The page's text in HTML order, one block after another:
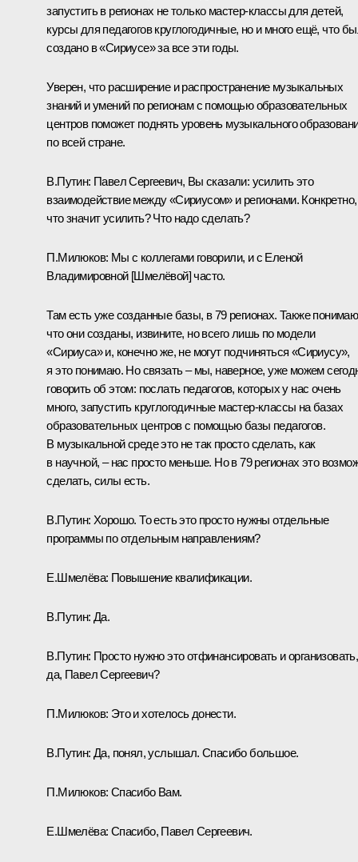
запустить в регионах не только мастер-классы для детей,
курсы для педагогов круглогодичные, но и много ещё, что
создано в «Сириусе» за все эти годы.
Уверен, что расширение и распространение музыкальных
знаний и умений по регионам с помощью образовательных
центров поможет поднять уровень музыкального
по всей стране.
В.Путин: Павел Сергеевич, Вы сказали: усилить это
взаимодействие между «Сириусом» и регионами. Конкретно,
что значит усилить? Что надо сделать?
П.Милюков: Мы с коллегами говорили, и с Еленой
Владимировной [Шмелёвой] часто.
Там есть уже созданные базы, в 79 регионах. Также
что они созданы, извините, но всего лишь по модели
«Сириуса» и, конечно же, не могут подчиняться «Сириусу»,
я это понимаю. Но связать – мы, наверное, уже можем
говорить об этом: послать педагогов, которых у нас очень
много, запустить круглогодичные мастер-классы на базах
образовательных центров с помощью базы педагогов.
В музыкальной среде это не так просто сделать, как
в научной, – нас просто меньше. Но в 79 регионах это
сделать, силы есть.
В.Путин: Хорошо. То есть это просто нужны отдельные
программы по отдельным направлениям?
Е.Шмелёва: Повышение квалификации.
В.Путин: Да.
В.Путин: Просто нужно это отфинансировать и организовать,
да, Павел Сергеевич?
П.Милюков: Это и хотелось донести.
В.Путин: Да, понял, услышал. Спасибо большое.
П.Милюков: Спасибо Вам.
Е.Шмелёва: Спасибо, Павел Сергеевич.